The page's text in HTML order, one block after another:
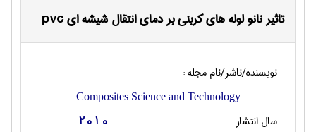
تاثیر نانو لوله های کربنی بر دمای انتقال شیشه ای pvc
نویسنده/ناشر/نام مجله :
Composites Science and Technology
سال انتشار 2010